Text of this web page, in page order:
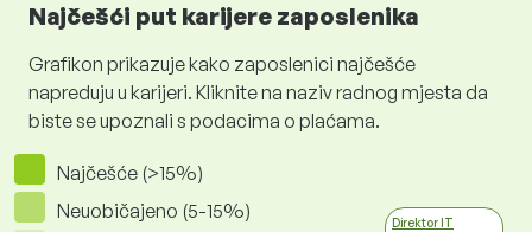
Najčešći put karijere zaposlenika
Grafikon prikazuje kako zaposlenici najčešće
napreduju u karijeri. Kliknite na naziv radnog mjesta da
biste se upoznali s podacima o plaćama.
Najčešće (>15%)
Neuobičajeno (5-15%)
Direktor IT